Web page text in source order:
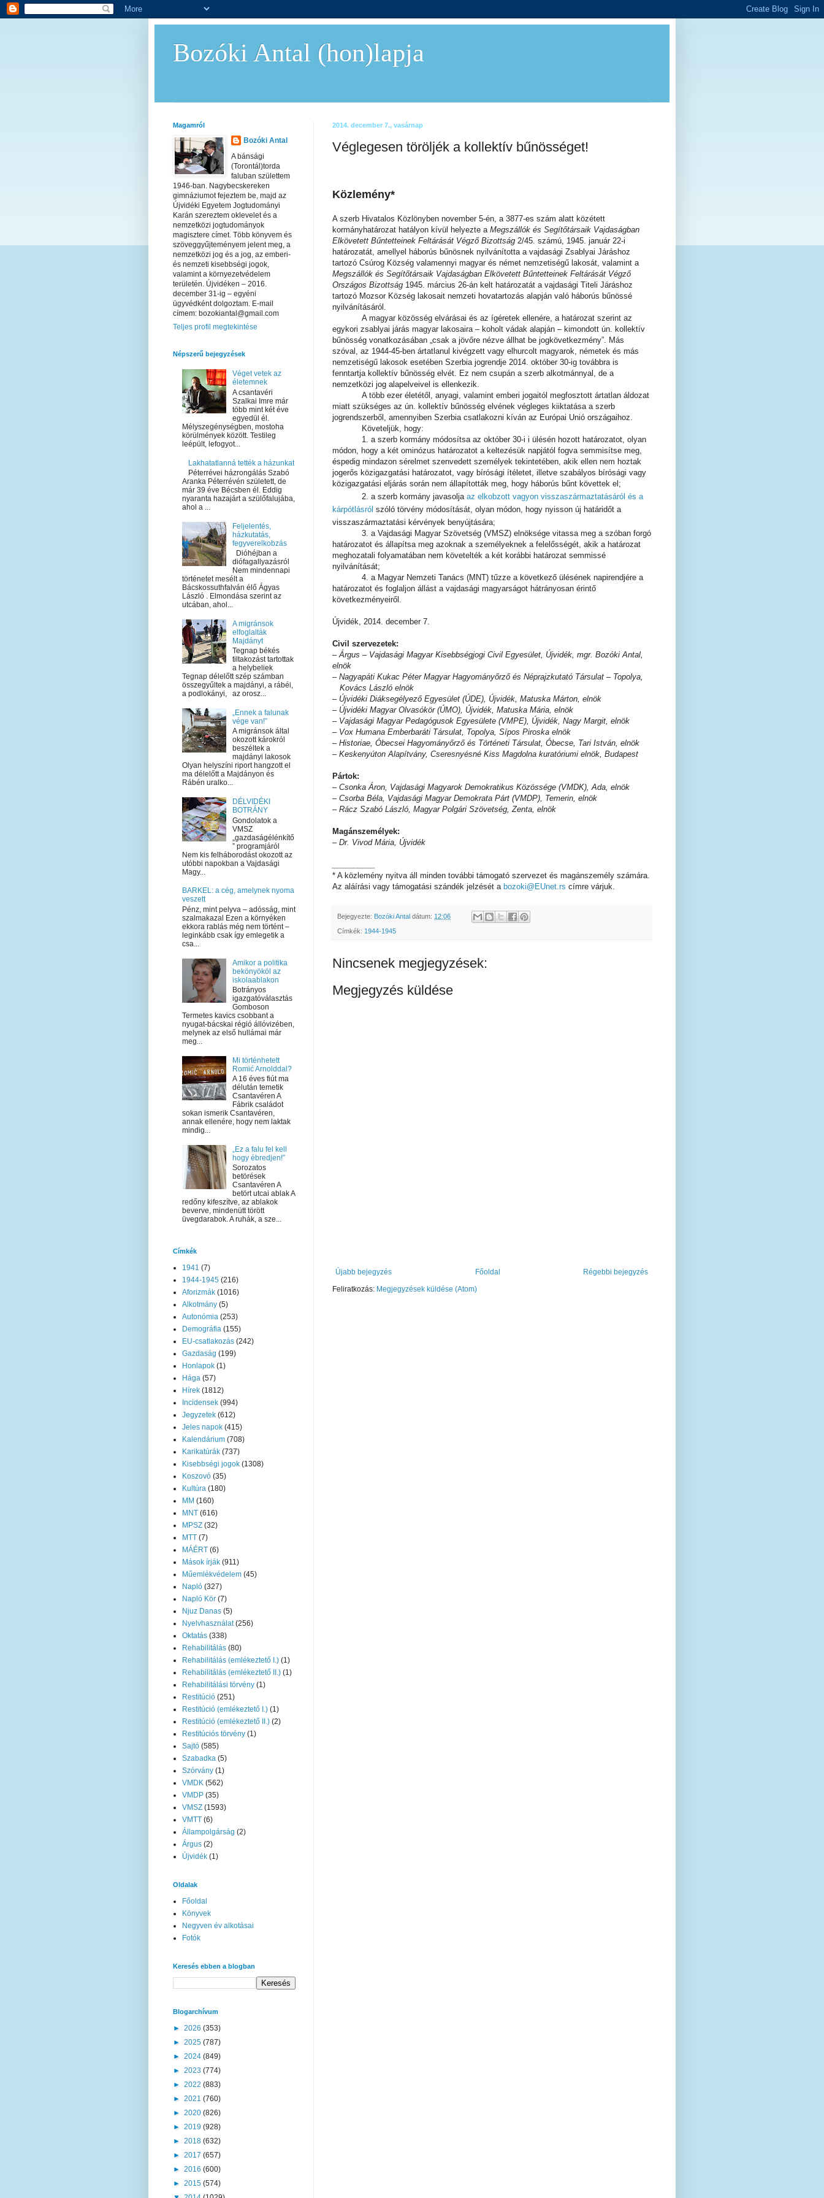
Bozóki Antal (hon)lapja
2014. december 7., vasárnap
Véglegesen töröljék a kollektív bűnösséget!
Közlemény*
A szerb Hivatalos Közlönyben november 5-én, a 3877-es szám alatt közétett
kormányhatározat hatályon kívül helyezte a Megszállók és Segítőtársaik Vajdaságban
Elkövetett Bűntetteinek Feltárását Végző Bizottság 2/45. számú, 1945. január 22-i
határozatát, amellyel háborús bűnösnek nyilvánította a vajdasági Zsablyai Járáshoz
tartozó Csúrog Község valamennyi magyar és német nemzetiségű lakosát, valamint a
Megszállók és Segítőtársaik Vajdaságban Elkövetett Bűntetteinek Feltárását Végző
Országos Bizottság 1945. március 26-án kelt határozatát a vajdasági Titeli Járáshoz
tartozó Mozsor Község lakosait nemzeti hovatartozás alapján való háborús bűnössé
nyilvánításáról.
A magyar közösség elvárásai és az ígéretek ellenére, a határozat szerint az
egykori zsablyai járás magyar lakosaira – koholt vádak alapján – kimondott ún. kollektív
bűnösség vonatkozásában „csak a jövőre nézve állhat be jogkövetkezmény”. Más
szóval, az 1944-45-ben ártatlanul kivégzett vagy elhurcolt magyarok, németek és más
nemzetiségű lakosok esetében Szerbia jogrendje 2014. október 30-ig továbbra is
fenntartja kollektív bűnösség elvét. Ez nem csupán a szerb alkotmánnyal, de a
nemzetközi jog alapelveivel is ellenkezik.
A több ezer életétől, anyagi, valamint emberi jogaitól megfosztott ártatlan áldozat
miatt szükséges az ún. kollektív bűnösség elvének végleges kiiktatása a szerb
jogrendszerből, amennyiben Szerbia csatlakozni kíván az Európai Unió országaihoz.
Követeljük, hogy:
1. a szerb kormány módosítsa az október 30-i i ülésén hozott határozatot, olyan
módon, hogy a két ominózus határozatot a keltezésük napjától fogva semmisítse meg,
éspedig mindazon sérelmet szenvedett személyek tekintetében, akik ellen nem hoztak
jogerős közigazgatási határozatot, vagy bírósági ítéletet, illetve szabályos bírósági vagy
közigazgatási eljárás során nem állapították meg, hogy háborús bűnt követtek el;
2. a szerb kormány javasolja az elkobzott vagyon visszaszármaztatásáról és a
kárpótlásról szóló törvény módosítását, olyan módon, hogy nyisson új határidőt a
visszaszármaztatási kérvények benyújtására;
3. a Vajdasági Magyar Szövetség (VMSZ) elnöksége vitassa meg a szóban forgó
határozatot és állapítsa meg azoknak a személyeknek a felelősségét, akik a határozat
meghozatali folyamatában nem követelték a két korábbi határozat semmissé
nyilvánítását;
4. a Magyar Nemzeti Tanács (MNT) tűzze a következő ülésének napirendjére a
határozatot és foglaljon állást a vajdasági magyarságot hátrányosan érintő
következményeiről.
Újvidék, 2014. december 7.
Civil szervezetek:
– Árgus – Vajdasági Magyar Kisebbségjogi Civil Egyesület, Újvidék, mgr. Bozóki Antal,
elnök
– Nagyapáti Kukac Péter Magyar Hagyományőrző és Néprajzkutató Társulat – Topolya,
Kovács László elnök
– Újvidéki Diáksegélyező Egyesület (ÚDE), Újvidék, Matuska Márton, elnök
– Újvidéki Magyar Olvasókör (ÚMO), Újvidék, Matuska Mária, elnök
– Vajdasági Magyar Pedagógusok Egyesülete (VMPE), Újvidék, Nagy Margit, elnök
– Vox Humana Emberbaráti Társulat, Topolya, Sípos Piroska elnök
– Historiae, Óbecsei Hagyományőrző és Történeti Társulat, Óbecse, Tari István, elnök
– Keskenyúton Alapítvány, Cseresnyésné Kiss Magdolna kuratóriumi elnök, Budapest
Pártok:
– Csonka Áron, Vajdasági Magyarok Demokratikus Közössége (VMDK), Ada, elnök
– Csorba Béla, Vajdasági Magyar Demokrata Párt (VMDP), Temerin, elnök
– Rácz Szabó László, Magyar Polgári Szövetség, Zenta, elnök
Magánszemélyek:
– Dr. Vivod Mária, Újvidék
* A közlemény nyitva áll minden további támogató szervezet és magánszemély számára.
Az aláírási vagy támogatási szándék jelzését a bozoki@EUnet.rs címre várjuk.
Bejegyezte: Bozóki Antal dátum: 12:06
Címkék: 1944-1945
Nincsenek megjegyzések:
Megjegyzés küldése
Újabb bejegyzés Régebbi bejegyzés
Főoldal
Feliratkozás: Megjegyzések küldése (Atom)
Magamról
Bozóki Antal
A bánsági
(Torontál)torda
faluban születtem
1946-ban. Nagybecskereken
gimnáziumot fejeztem be, majd az
Újvidéki Egyetem Jogtudományi
Karán szereztem oklevelet és a
nemzetközi jogtudományok
magisztere címet. Több könyvem és
szöveggyűjteményem jelent meg, a
nemzetközi jog és a jog, az emberi-
és nemzeti kisebbségi jogok,
valamint a környezetvédelem
területén. Újvidéken – 2016.
december 31-ig – egyéni
ügyvédként dolgoztam. E-mail
címem: bozokiantal@gmail.com
Teljes profil megtekintése
Népszerű bejegyzések
Véget vetek az
életemnek
A csantavéri
Szalkai Imre már
több mint két éve
egyedül él.
Mélyszegénységben, mostoha
körülmények között. Testileg
leépült, lefogyot...
Lakhatatlanná tették a házunkat
Péterrévei házrongálás Szabó
Aranka Péterrévén született, de
már 39 éve Bécsben él. Eddig
nyaranta hazajárt a szülőfalujába,
ahol a ...
Feljelentés,
házkutatás,
fegyverelkobzás
Dióhéjban a
diófagallyazásról
Nem mindennapi
történetet mesélt a
Bácskossuthfalván élő Ágyas
László . Elmondása szerint az
utcában, ahol...
A migránsok
elfoglalták
Majdányt
Tegnap békés
tiltakozást tartottak
a helybeliek
Tegnap délelőtt szép számban
összegyűltek a majdányi, a rábéi,
a podlokányi, az orosz...
„Ennek a falunak
vége van!”
A migránsok által
okozott károkról
beszéltek a
majdányi lakosok
Olyan helyszíni riport hangzott el
ma délelőtt a Majdányon és
Rábén uralko...
DÉLVIDÉKI
BOTRÁNY
Gondolatok a
VMSZ
„gazdaságélénkítő
” programjáról
Nem kis felháborodást okozott az
utóbbi napokban a Vajdasági
Magy...
BARKEL: a cég, amelynek nyoma
veszett
Pénz, mint pelyva – adósság, mint
szalmakazal Ezen a környéken
ekkora rablás még nem történt –
leginkább csak így emlegetik a
csa...
Amikor a politika
bekönyököl az
iskolaablakon
Botrányos
igazgatóválasztás
Gomboson
Termetes kavics csobbant a
nyugat-bácskai régió állóvizében,
melynek az első hullámai már
meg...
Mi történhetett
Romić Arnolddal?
A 16 éves fiút ma
délután temetik
Csantavéren A
Fábrik családot
sokan ismerik Csantavéren,
annak ellenére, hogy nem laktak
mindig...
„Ez a falu fel kell
hogy ébredjen!”
Sorozatos
betörések
Csantavéren A
betört utcai ablak A
redőny kifeszítve, az ablakok
beverve, mindenütt törött
üvegdarabok. A ruhák, a sze...
Címkék
1941 (7)
1944-1945 (216)
Aforizmák (1016)
Alkotmány (5)
Autonómia (253)
Demográfia (155)
EU-csatlakozás (242)
Gazdaság (199)
Honlapok (1)
Hága (57)
Hírek (1812)
Incidensek (994)
Jegyzetek (612)
Jeles napok (415)
Kalendárium (708)
Karikatúrák (737)
Kisebbségi jogok (1308)
Koszovó (35)
Kultúra (180)
MM (160)
MNT (616)
MPSZ (32)
MTT (7)
MÁÉRT (6)
Mások írják (911)
Műemlékvédelem (45)
Napló (327)
Napló Kör (7)
Njuz Danas (5)
Nyelvhasználat (256)
Oktatás (338)
Rehabilitálás (80)
Rehabilitálás (emlékeztető I.) (1)
Rehabilitálás (emlékeztető II.) (1)
Rehabilitálási törvény (1)
Restitúció (251)
Restitúció (emlékeztető I.) (1)
Restitúció (emlékeztető II.) (2)
Restitúciós törvény (1)
Sajtó (585)
Szabadka (5)
Szórvány (1)
VMDK (562)
VMDP (35)
VMSZ (1593)
VMTT (6)
Állampolgárság (2)
Árgus (2)
Újvidék (1)
Oldalak
Főoldal
Könyvek
Negyven év alkotásai
Fotók
Keresés ebben a blogban
Blogarchívum
► 2026 (353)
► 2025 (787)
► 2024 (849)
► 2023 (774)
► 2022 (883)
► 2021 (760)
► 2020 (826)
► 2019 (928)
► 2018 (632)
► 2017 (657)
► 2016 (600)
► 2015 (574)